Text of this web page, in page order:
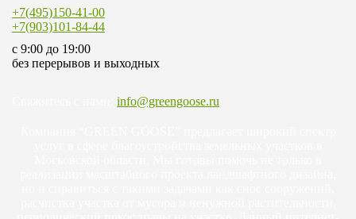
+7(495)150-41-00
+7(903)101-84-44
c 9:00 до 19:00
без перерывов и выходных
info@greengoose.ru